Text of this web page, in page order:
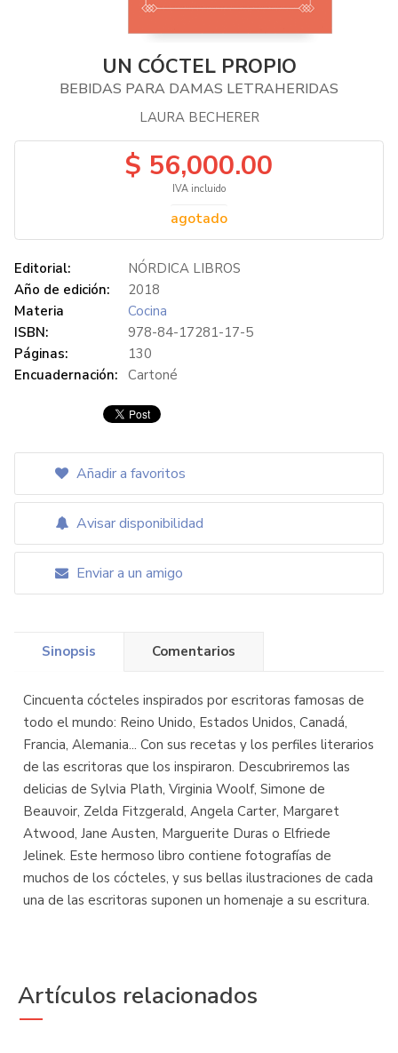
UN CÓCTEL PROPIO
BEBIDAS PARA DAMAS LETRAHERIDAS
LAURA BECHERER
$ 56,000.00
IVA incluido
agotado
Editorial:
NÓRDICA LIBROS
Año de edición:
2018
Materia
Cocina
ISBN:
978-84-17281-17-5
Páginas:
130
Encuadernación: Cartoné
Añadir a favoritos
Avisar disponibilidad
Enviar a un amigo
Sinopsis Comentarios
Cincuenta cócteles inspirados por escritoras famosas de
todo el mundo: Reino Unido, Estados Unidos, Canadá,
Francia, Alemania... Con sus recetas y los perfiles literarios
de las escritoras que los inspiraron. Descubriremos las
delicias de Sylvia Plath, Virginia Woolf, Simone de
Beauvoir, Zelda Fitzgerald, Angela Carter, Margaret
Atwood, Jane Austen, Marguerite Duras o Elfriede
Jelinek. Este hermoso libro contiene fotografías de
muchos de los cócteles, y sus bellas ilustraciones de cada
una de las escritoras suponen un homenaje a su escritura.
Artículos relacionados